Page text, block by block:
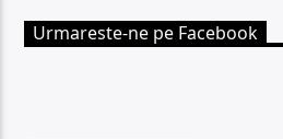
Urmareste-ne pe Facebook